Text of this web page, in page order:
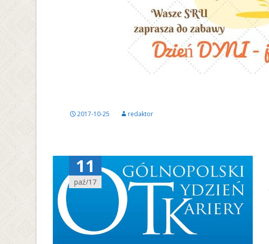
2017-10-25 redaktor
11
paź/17